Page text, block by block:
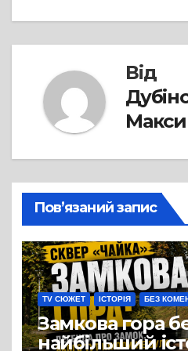
Від
Пов’язаний запис
TV СЮЖЕТ ІСТОРІЯ БЕЗ
Замкова гора
найбільший